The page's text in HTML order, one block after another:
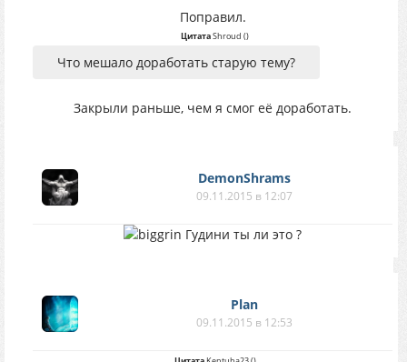
Поправил.
ЦитатаShroud ()
Что мешало доработать старую тему?
Закрыли раньше, чем я смог её доработать.
DemonShrams
09.11.2015 в 12:07
Гудини ты ли это ?
Plan
09.11.2015 в 12:53